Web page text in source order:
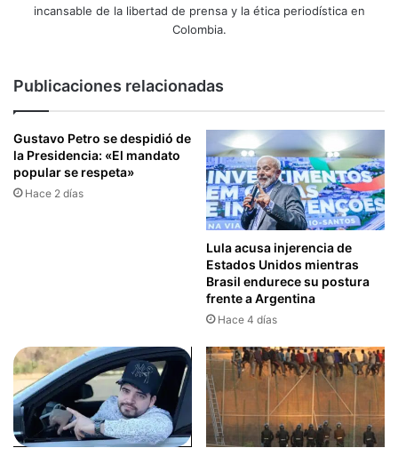
incansable de la libertad de prensa y la ética periodística en
Colombia.
Publicaciones relacionadas
Gustavo Petro se despidió de
la Presidencia: «El mandato
popular se respeta»
Hace 2 días
Lula acusa injerencia de
Estados Unidos mientras
Brasil endurece su postura
frente a Argentina
Hace 4 días